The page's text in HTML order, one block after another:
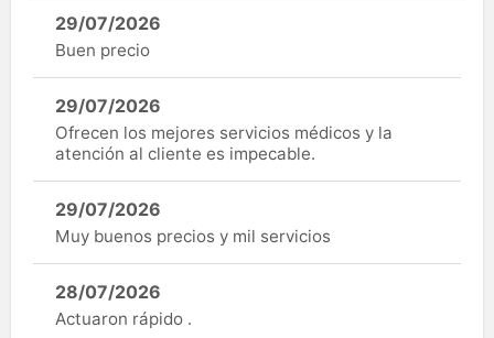
29/07/2026
Buen precio
29/07/2026
Ofrecen los mejores servicios médicos y la
atención al cliente es impecable.
29/07/2026
Muy buenos precios y mil servicios
28/07/2026
Actuaron rápido .